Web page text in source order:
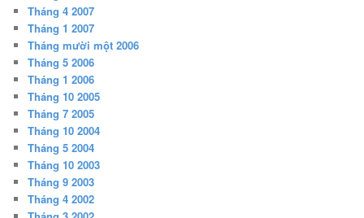
Tháng 4 2007
Tháng 1 2007
Tháng mười một 2006
Tháng 5 2006
Tháng 1 2006
Tháng 10 2005
Tháng 7 2005
Tháng 10 2004
Tháng 5 2004
Tháng 10 2003
Tháng 9 2003
Tháng 4 2002